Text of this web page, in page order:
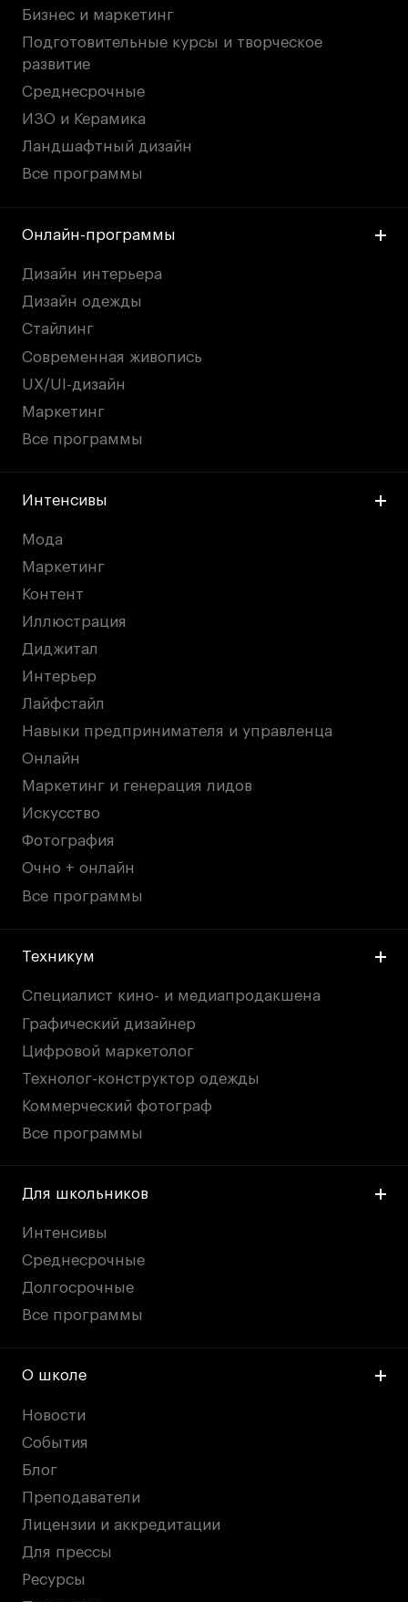
Бизнес и маркетинг
Подготовительные курсы и творческое
развитие
Среднесрочные
ИЗО и Керамика
Ландшафтный дизайн
Все программы
Онлайн-программы
Дизайн интерьера
Дизайн одежды
Стайлинг
Современная живопись
UX/UI-дизайн
Маркетинг
Все программы
Интенсивы
Мода
Маркетинг
Контент
Иллюстрация
Диджитал
Интерьер
Лайфстайл
Навыки предпринимателя и управленца
Онлайн
Маркетинг и генерация лидов
Искусство
Фотография
Очно + онлайн
Все программы
Техникум
Специалист кино- и медиапродакшена
Графический дизайнер
Цифровой маркетолог
Технолог-конструктор одежды
Коммерческий фотограф
Все программы
Для школьников
Интенсивы
Среднесрочные
Долгосрочные
Все программы
О школе
Новости
События
Блог
Преподаватели
Лицензии и аккредитации
Для прессы
Ресурсы